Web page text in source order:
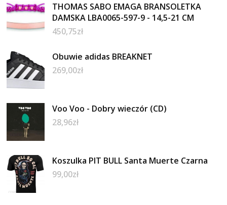
THOMAS SABO EMAGA BRANSOLETKA
DAMSKA LBA0065-597-9 - 14,5-21 CM
450,75zł
Obuwie adidas BREAKNET
269,00zł
Voo Voo - Dobry wieczór (CD)
28,96zł
Koszulka PIT BULL Santa Muerte Czarna
99,00zł